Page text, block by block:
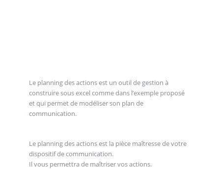
Le planning des actions est un outil de gestion à
construire sous excel comme dans l’exemple proposé
et qui permet de modéliser son plan de
communication.
Le planning des actions est la pièce maîtresse de votre
dispositif de communication.
Il vous permettra de maîtriser vos actions.